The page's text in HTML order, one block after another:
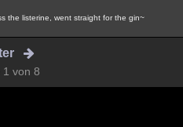
the listerine, went straight for the gin~
1 von 8